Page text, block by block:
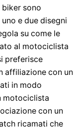
sono
e due disegni
su come le
al motociclista
preferisce
affiliazione con un
in modo
motociclista
con un
ricamati che